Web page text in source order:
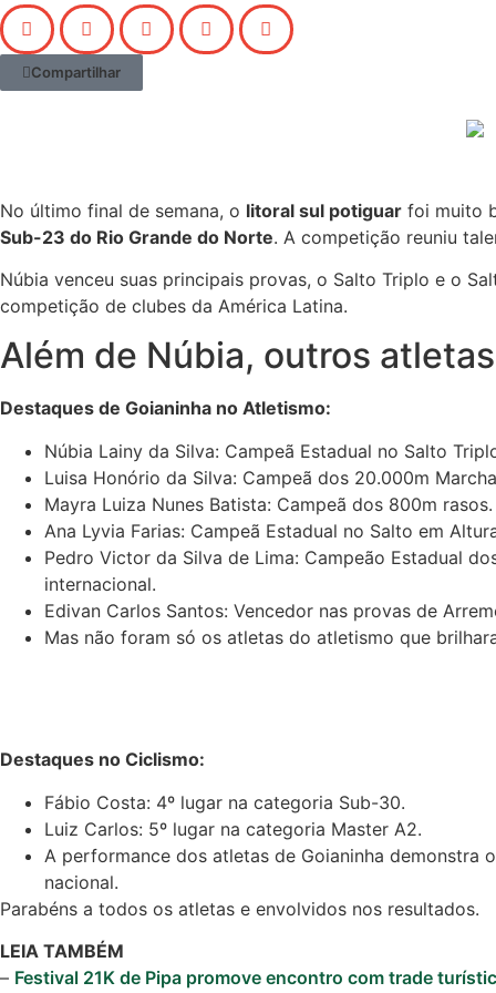
Cotidiano
Comunidade
Acontece no
RN
Compartilhar
No último final de semana, o litoral sul potiguar foi muito
Sub-23 do Rio Grande do Norte. A competição reuniu
Núbia venceu suas principais provas, o Salto Triplo e o
competição de clubes da América Latina.
Além de Núbia, outros
Destaques de Goianinha no Atletismo:
Núbia Lainy da Silva: Campeã Estadual no Salto
Luisa Honório da Silva: Campeã dos 20.000m
Mayra Luiza Nunes Batista: Campeã dos 800m rasos.
Ana Lyvia Farias: Campeã Estadual no Salto em
Pedro Victor da Silva de Lima: Campeão Estadual
internacional.
Edivan Carlos Santos: Vencedor nas provas de
Mas não foram só os atletas do atletismo que
Destaques no Ciclismo:
Fábio Costa: 4º lugar na categoria Sub-30.
Luiz Carlos: 5º lugar na categoria Master A2.
A performance dos atletas de Goianinha demonstra
nacional.
Parabéns a todos os atletas e envolvidos nos resultados.
LEIA TAMBÉM
– Festival 21K de Pipa promove encontro com trade